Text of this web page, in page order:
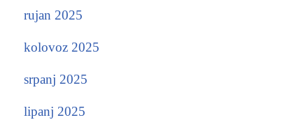
rujan 2025
kolovoz 2025
srpanj 2025
lipanj 2025